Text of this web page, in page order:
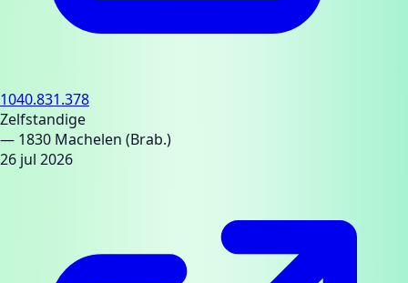
1040.831.378
Zelfstandige
— 1830 Machelen (Brab.)
26 jul 2026